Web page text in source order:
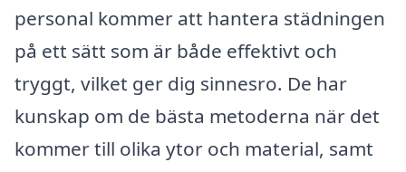
personal kommer att hantera städningen
på ett sätt som är både effektivt och
tryggt, vilket ger dig sinnesro. De har
kunskap om de bästa metoderna när det
kommer till olika ytor och material, samt